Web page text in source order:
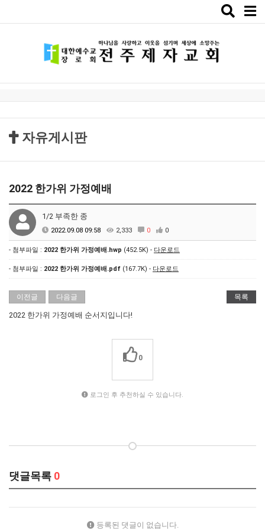
Toggle
자유게시판
2022 한가위 가정예배
1/2 부족한 종
2022.09.08 09:58 2,333 0 0
- 첨부파일 : 2022 한가위 가정예배.hwp (452.5K) - 다운로드
- 첨부파일 : 2022 한가위 가정예배.pdf (167.7K) - 다운로드
이전글 다음글 목록
2022 한가위 가정예배 순서지입니다!
0
로그인 후 추천하실 수 있습니다.
댓글목록 0
등록된 댓글이 없습니다.